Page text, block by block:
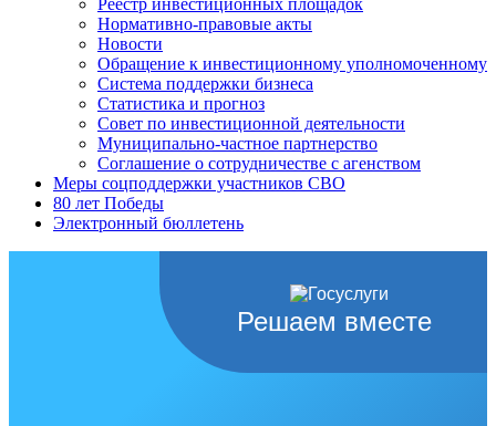
Реестр инвестиционных площадок
Нормативно-правовые акты
Новости
Обращение к инвестиционному уполномоченному
Система поддержки бизнеса
Статистика и прогноз
Совет по инвестиционной деятельности
Муниципально-частное партнерство
Соглашение о сотрудничестве с агенством
Меры соцподдержки участников СВО
80 лет Победы
Электронный бюллетень
Решаем вместе